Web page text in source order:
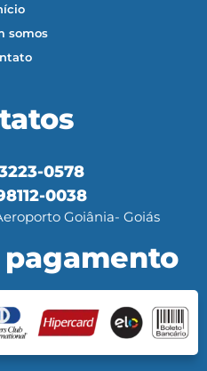
somos
0578
0038
Goiânia- Goiás